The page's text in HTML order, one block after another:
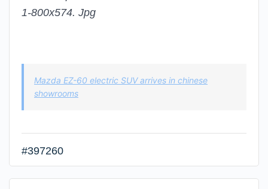
Mazda EZ-60 electric SUV arrives in chinese
showrooms
#397260